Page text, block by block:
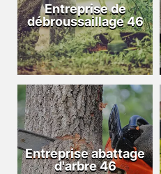
Entreprise de
débroussaillage 46
Entreprise abattage
d'arbre 46